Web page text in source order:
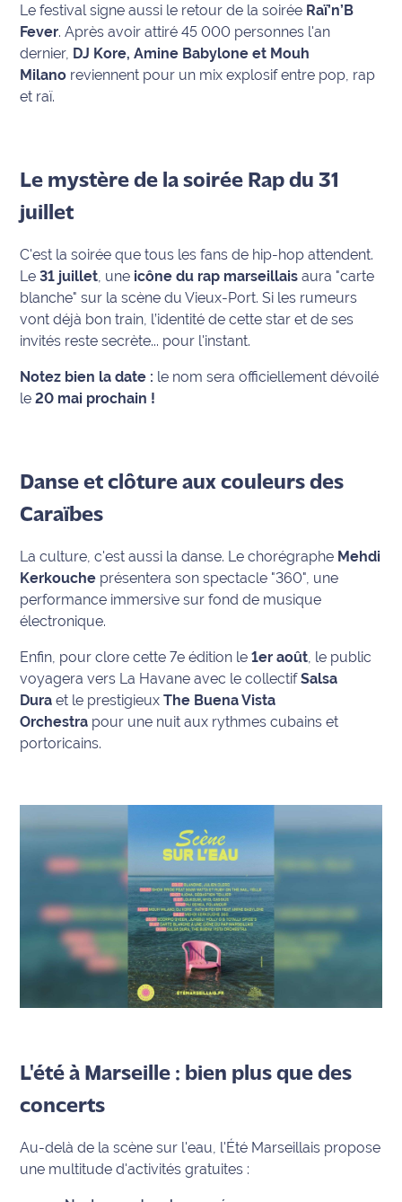
Maritima
L'anecdote
de Jeff
Les
Coachs
Bon
plan
sortie
Nous
Qui
nous ?
Devenir
Recrutement
Mention
légales
Archives
Le festival signe aussi le retour de la soirée Raï’n’B
Fever. Après avoir attiré 45 000 personnes l'an
dernier, DJ Kore, Amine Babylone et Mouh
Milano reviennent pour un mix explosif entre pop, rap
et raï.
Le mystère de la soirée Rap du 31
juillet
C'est la soirée que tous les fans de hip-hop attendent.
Le31 juillet , une icône du rap marseillais aura "carte
blanche" sur la scène du Vieux-Port. Si les rumeurs
vont déjà bon train, l’identité de cette star et de ses
invités reste secrète... pour l'instant.
Notez bien la date : le nom sera officiellement dévoilé
le20 mai prochain !
Danse et clôture aux couleurs des
Caraïbes
La culture, c'est aussi la danse. Le chorégraphe Mehdi
Kerkouche présentera son spectacle "360", une
performance immersive sur fond de musique
électronique.
Enfin, pour clore cette 7e édition le1er août , le public
voyagera vers La Havane avec le collectifSalsa
Dura et le prestigieuxThe Buena Vista
Orchestra pour une nuit aux rythmes cubains et
portoricains.
L'été à Marseille : bien plus que des
concerts
Au-delà de la scène sur l'eau, l'Été Marseillais propose
une multitude d'activités gratuites :